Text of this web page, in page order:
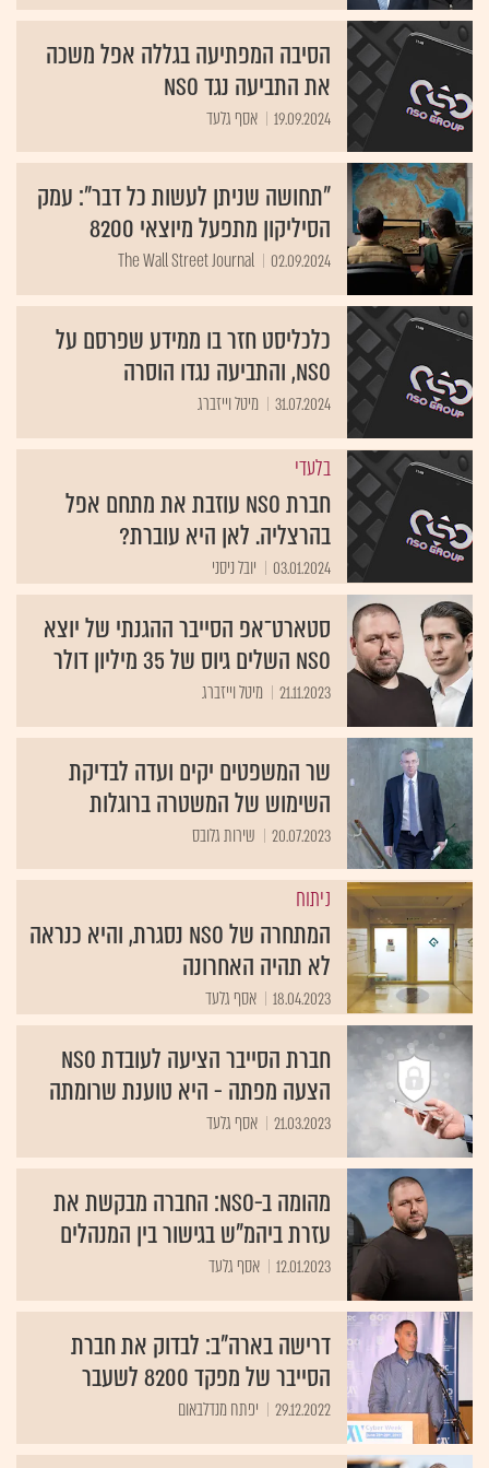
הסיבה המפתיעה בגללה אפל משכה
את התביעה נגד NSO
19.09.2024 אסף גלעד
"תחושה שניתן לעשות כל דבר": עמק
הסיליקון מתפעל מיוצאי 8200
02.09.2024
The Wall Street Journal
כלכליסט חזר בו ממידע שפרסם על
NSO, והתביעה נגדו הוסרה
31.07.2024 מיטל וייזברג
בלעדי
חברת NSO עוזבת את מתחם אפל
בהרצליה. לאן היא עוברת?
03.01.2024 יובל ניסני
סטארט־אפ הסייבר ההגנתי של יוצא
NSO השלים גיוס של 35 מיליון דולר
21.11.2023 מיטל וייזברג
שר המשפטים יקים ועדה לבדיקת
השימוש של המשטרה ברוגלות
20.07.2023 שירות גלובס
ניתוח
המתחרה של NSO נסגרת, והיא כנראה
לא תהיה האחרונה
18.04.2023 אסף גלעד
חברת הסייבר הציעה לעובדת NSO
הצעה מפתה - היא טוענת שרומתה
21.03.2023 אסף גלעד
מהומה ב-NSO: החברה מבקשת את
עזרת ביהמ"ש בגישור בין המנהלים
12.01.2023 אסף גלעד
דרישה בארה"ב: לבדוק את חברת
הסייבר של מפקד 8200 לשעבר
29.12.2022 יפתח מנדלבאום